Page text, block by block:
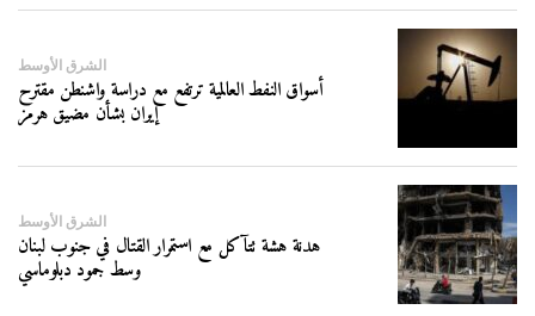
الشرق الأوسط
أسواق النفط العالمية ترتفع مع دراسة واشنطن مقترح
إيران بشأن مضيق هرمز
الشرق الأوسط
هدنة هشة تتآكل مع استمرار القتال في جنوب لبنان
وسط جمود دبلوماسي